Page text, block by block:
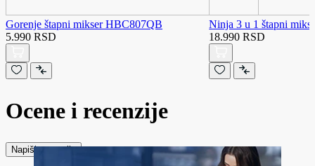
Gorenje štapni mikser HBC807QB
5.990 RSD
Ninja 3 u 1 štapni
18.990 RSD
Ocene i recenzije
Napiši recenziju